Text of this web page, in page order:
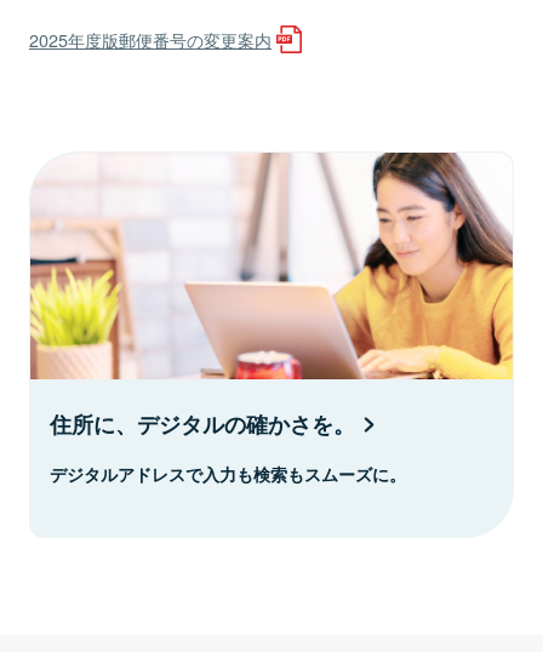
2025年度版郵便番号の変更案内
住所に、デジタルの確かさを。
デジタルアドレスで入力も検索もスムーズに。